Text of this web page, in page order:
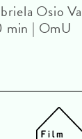
Osio
| OmU